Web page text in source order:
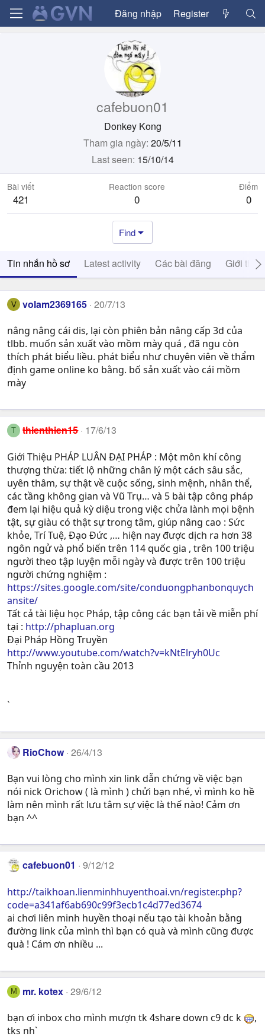
Đăng nhập Register
cafebuon01
Donkey Kong
Tham gia ngày 20/5/11
Last seen 15/10/14
Bài viết
421
Reaction score
0
Điểm
0
Find
Tin nhắn hồ sơ Latest activity Các bài đăng Giới thiệu
V volam2369165 20/7/13
nâng nâng cái dis, lại còn phiên bản nâng cấp 3d của
tlbb. muốn sản xuất vào mồm mày quá , đã ngu còn
thích phát biểu liều. phát biểu như chuyên viên về thẩm
định game online ko bằng. bố sản xuất vào cái mồm
mày
T thienthien15 17/6/13
Giới Thiệu PHÁP LUÂN ĐẠI PHÁP : Một môn khí công
thượng thừa: tiết lộ những chân lý một cách sâu sắc,
uyên thâm, sự thật về cuộc sống, sinh mệnh, nhân thể,
các tầng không gian và Vũ Trụ… và 5 bài tập công pháp
đem lại hiệu quả kỳ diệu trong việc chửa lành mọi bệnh
tật, sự giàu có thật sự trong tâm, giúp nâng cao : Sức
khỏe, Trí Tuệ, Ðạo Ðức ,… hiện nay được dịch ra hơn 38
ngôn ngử và phổ biến trên 114 quốc gia , trên 100 triệu
người theo tập luyện mỗi ngày và được trên 100 triệu
người chứng nghiệm :
https://sites.google.com/site/conduongphanbonquych
ansite/
Tất cả tài liệu học Pháp, tập công các bạn tải về miễn phí
tại : http://phapluan.org
Đại Pháp Hồng Truyền
http://www.youtube.com/watch?v=kNtElryh0Uc
Thỉnh nguyện toàn cầu 2013
`
RioChow 26/4/13
Bạn vui lòng cho mình xin link dẫn chứng về việc bạn
nói nick Orichow ( là mình ) chửi bạn nhé, vì mình ko hề
làm nên mình rất lưu tâm sự việc là thế nào! Cảm ơn
bạn ^^
cafebuon01 9/12/12
http://taikhoan.lienminhhuyenthoai.vn/register.php?
code=a341af6ab690c99f3ecb1c4d77ed3674
ai chơi liên minh huyền thoại nếu tạo tài khoản bằng
đường link của mình thì bạn có quà và mình cũng được
quà ! Cám ơn nhiều ...
M mr. kotex 29/6/12
bạn ơi inbox cho mình mượn tk 4share down c9 dc k
,
tks nh`